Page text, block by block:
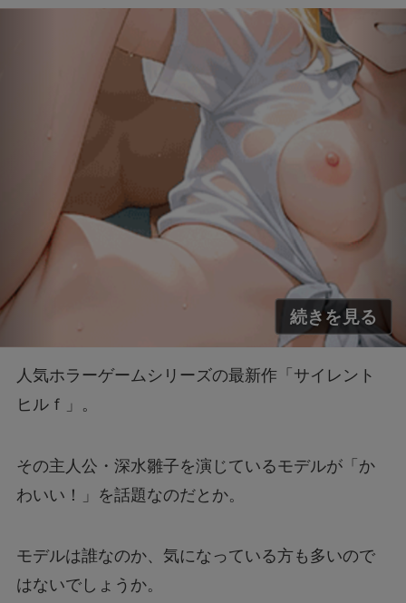
人気ホラーゲームシリーズの最新作「サイレント
ヒルｆ」。
その主人公・深水雛子を演じているモデルが「か
わいい！」を話題なのだとか。
モデルは誰なのか、気になっている方も多いので
はないでしょうか。